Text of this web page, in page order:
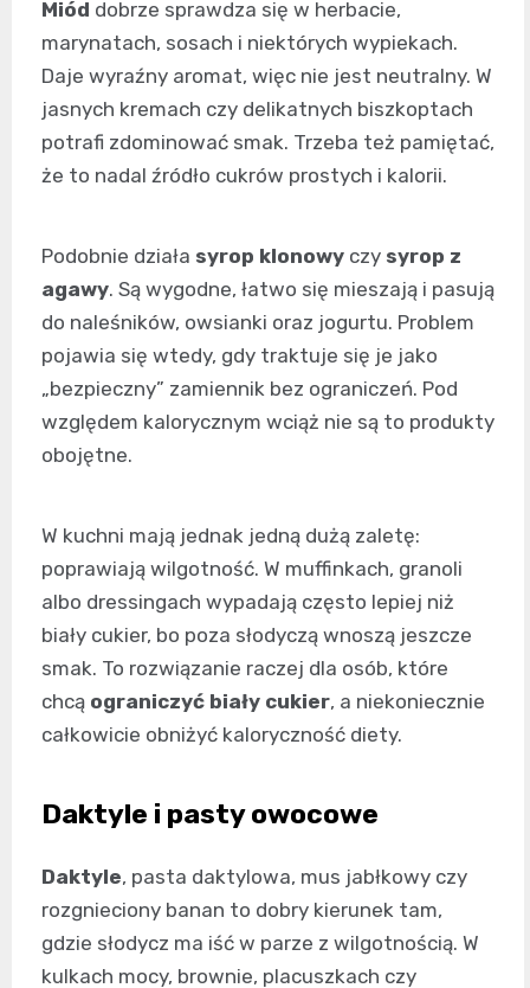
Miód dobrze sprawdza się w herbacie,
marynatach, sosach i niektórych wypiekach.
Daje wyraźny aromat, więc nie jest neutralny. W
jasnych kremach czy delikatnych biszkoptach
potrafi zdominować smak. Trzeba też pamiętać,
że to nadal źródło cukrów prostych i kalorii.
Podobnie działa syrop klonowy czy syrop z
agawy. Są wygodne, łatwo się mieszają i pasują
do naleśników, owsianki oraz jogurtu. Problem
pojawia się wtedy, gdy traktuje się je jako
„bezpieczny” zamiennik bez ograniczeń. Pod
względem kalorycznym wciąż nie są to produkty
obojętne.
W kuchni mają jednak jedną dużą zaletę:
poprawiają wilgotność. W muffinkach, granoli
albo dressingach wypadają często lepiej niż
biały cukier, bo poza słodyczą wnoszą jeszcze
smak. To rozwiązanie raczej dla osób, które
chcą ograniczyć biały cukier, a niekoniecznie
całkowicie obniżyć kaloryczność diety.
Daktyle i pasty owocowe
Daktyle, pasta daktylowa, mus jabłkowy czy
rozgnieciony banan to dobry kierunek tam,
gdzie słodycz ma iść w parze z wilgotnością. W
kulkach mocy, brownie, placuszkach czy